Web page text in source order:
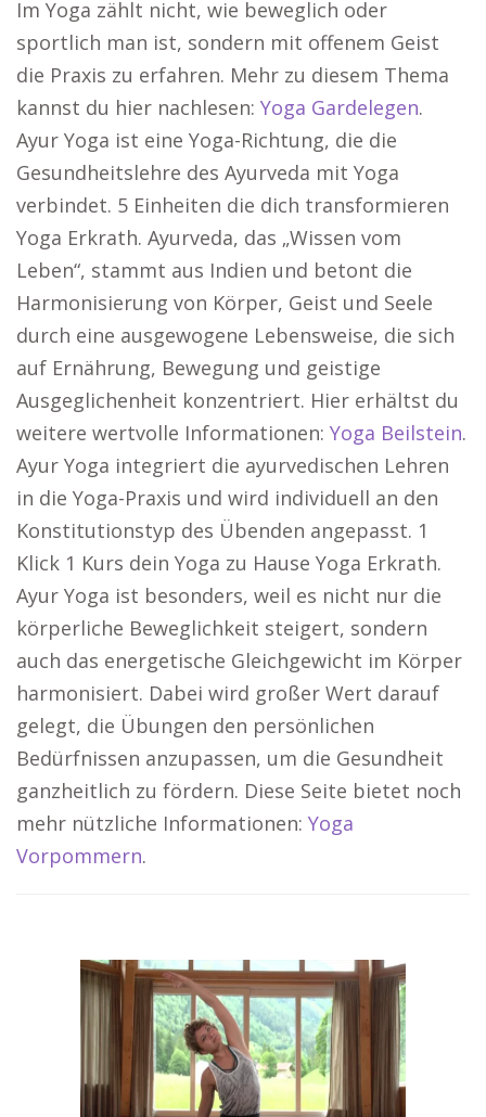
Im Yoga zählt nicht, wie beweglich oder
sportlich man ist, sondern mit offenem Geist
die Praxis zu erfahren. Mehr zu diesem Thema
kannst du hier nachlesen: Yoga Gardelegen.
Ayur Yoga ist eine Yoga-Richtung, die die
Gesundheitslehre des Ayurveda mit Yoga
verbindet. 5 Einheiten die dich transformieren
Yoga Erkrath. Ayurveda, das „Wissen vom
Leben“, stammt aus Indien und betont die
Harmonisierung von Körper, Geist und Seele
durch eine ausgewogene Lebensweise, die sich
auf Ernährung, Bewegung und geistige
Ausgeglichenheit konzentriert. Hier erhältst du
weitere wertvolle Informationen: Yoga Beilstein.
Ayur Yoga integriert die ayurvedischen Lehren
in die Yoga-Praxis und wird individuell an den
Konstitutionstyp des Übenden angepasst. 1
Klick 1 Kurs dein Yoga zu Hause Yoga Erkrath.
Ayur Yoga ist besonders, weil es nicht nur die
körperliche Beweglichkeit steigert, sondern
auch das energetische Gleichgewicht im Körper
harmonisiert. Dabei wird großer Wert darauf
gelegt, die Übungen den persönlichen
Bedürfnissen anzupassen, um die Gesundheit
ganzheitlich zu fördern. Diese Seite bietet noch
mehr nützliche Informationen: Yoga
Vorpommern.